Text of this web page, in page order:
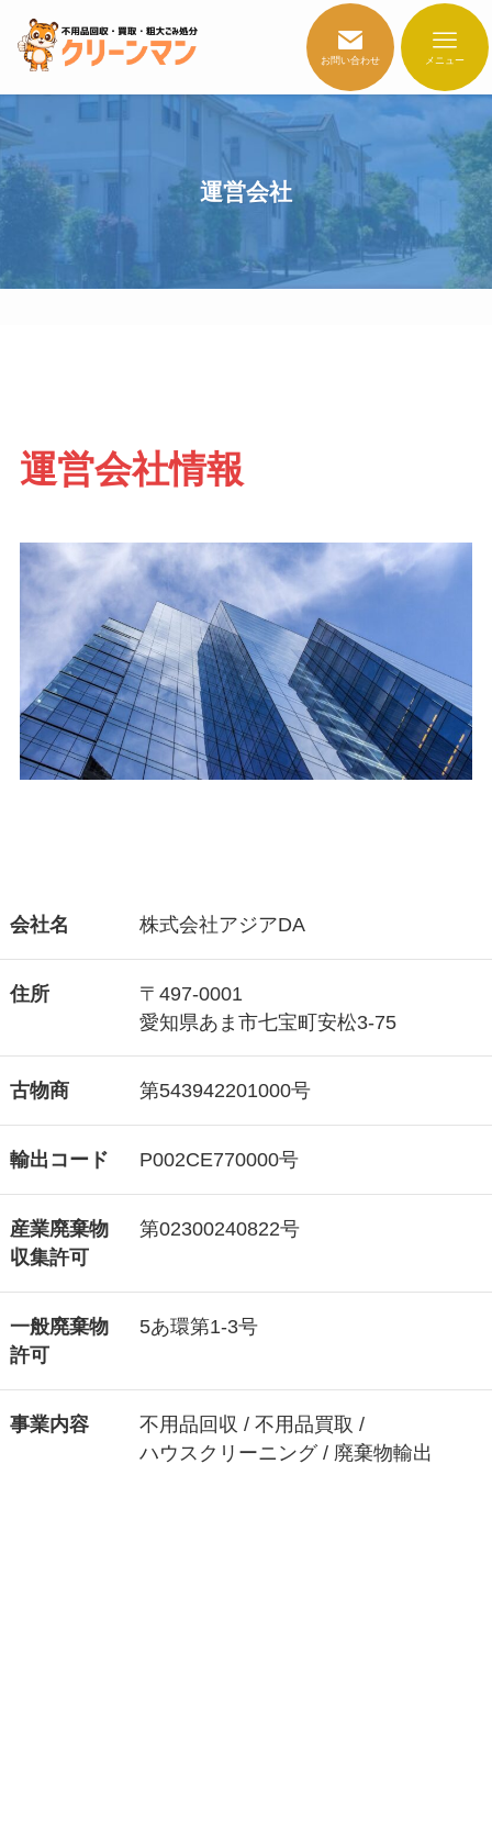
お問い合わせ メニュー
運営会社
運営会社情報
会社名 株式会社アジアDA
住所
〒497-0001
愛知県あま市七宝町安松3-75
古物商 第543942201000号
輸出コード P002CE770000号
産業廃棄物
収集許可
第02300240822号
一般廃棄物
許可
5あ環第1-3号
事業内容
不用品回収 / 不用品買取 /
ハウスクリーニング / 廃棄物輸出